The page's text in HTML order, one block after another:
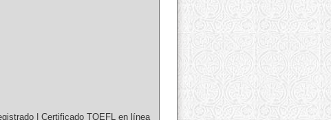
| Certificado TOEFL en línea